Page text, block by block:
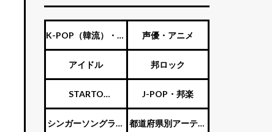
K-POP（韓流）・海
外アーティスト
声優・アニメ
アイドル 邦ロック
STARTO
ENTERTAINMENT（旧
J-POP・邦楽
シンガーソングライ 都道府県別アーティ